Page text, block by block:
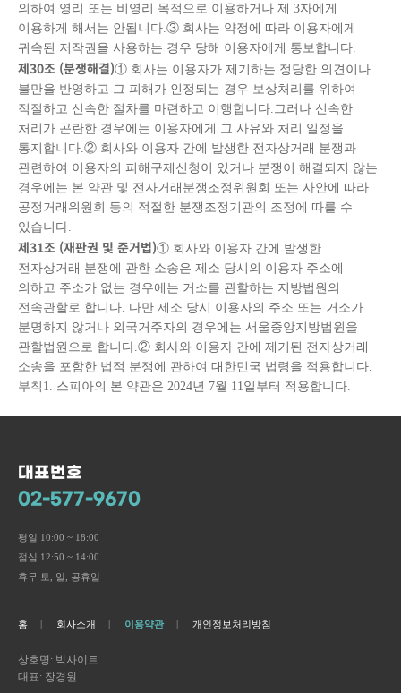
의하여 영리 또는 비영리 목적으로 이용하거나 제 3자에게
이용하게 해서는 안됩니다.③ 회사는 약정에 따라 이용자에게
귀속된 저작권을 사용하는 경우 당해 이용자에게 통보합니다.
제30조 (분쟁해결)① 회사는 이용자가 제기하는 정당한 의견이나
불만을 반영하고 그 피해가 인정되는 경우 보상처리를 위하여
적절하고 신속한 절차를 마련하고 이행합니다.그러나 신속한
처리가 곤란한 경우에는 이용자에게 그 사유와 처리 일정을
통지합니다.② 회사와 이용자 간에 발생한 전자상거래 분쟁과
관련하여 이용자의 피해구제신청이 있거나 분쟁이 해결되지 않는
경우에는 본 약관 및 전자거래분쟁조정위원회 또는 사안에 따라
공정거래위원회 등의 적절한 분쟁조정기관의 조정에 따를 수
있습니다.
제31조 (재판권 및 준거법)① 회사와 이용자 간에 발생한
전자상거래 분쟁에 관한 소송은 제소 당시의 이용자 주소에
의하고 주소가 없는 경우에는 거소를 관할하는 지방법원의
전속관할로 합니다. 다만 제소 당시 이용자의 주소 또는 거소가
분명하지 않거나 외국거주자의 경우에는 서울중앙지방법원을
관할법원으로 합니다.② 회사와 이용자 간에 제기된 전자상거래
소송을 포함한 법적 분쟁에 관하여 대한민국 법령을 적용합니다.
부칙1. 스피아의 본 약관은 2024년 7월 11일부터 적용합니다.
대표번호
02-577-9670
평일 10:00 ~ 18:00
점심 12:50 ~ 14:00
휴무 토, 일, 공휴일
홈 회사소개 이용약관 개인정보처리방침
상호명: 빅사이트
대표: 장경원